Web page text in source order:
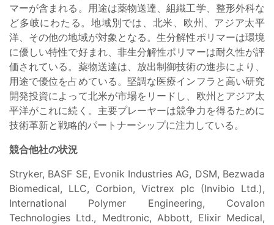
マーが含まれる。用途は薬物送達、組織工学、整形外科な
ど多岐にわたる。地域別では、北米、欧州、アジア太平
洋、その他の地域が対象となる。生分解性ポリマーは環境
に優しい特性で好まれ、非生分解性ポリマーは耐久性が評
価されている。薬物送達は、放出制御技術の進歩により、
用途で優位を占めている。堅調な医療インフラと高い研究
開発投資によって北米が市場をリードし、欧州とアジア太
平洋がこれに続く。主要プレーヤーは競争力を得るために
技術革新と戦略的パートナーシップに注力している。
競合他社の状況
Stryker, BASF SE, Evonik Industries AG, DSM, Bezwada
Biomedical, LLC, Corbion, Victrex plc (Invibio Ltd.),
International Polymer Engineering, Covalon
Technologies Ltd., Medtronic, Abbott, Elixir Medical,